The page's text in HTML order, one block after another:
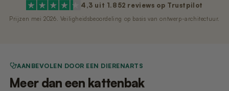
4,3 uit 1.852 reviews op Trustpilot
Prijzen mei 2026. Veiligheidsbeoordeling op basis van ontwerp-architectuur.
AANBEVOLEN DOOR EEN DIERENARTS
Meer dan een kattenbak